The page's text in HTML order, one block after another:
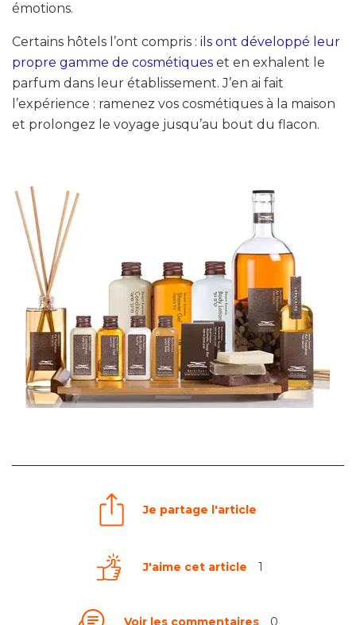
émotions.
Certains hôtels l’ont compris : ils ont développé leur
propre gamme de cosmétiques et en exhalent le
parfum dans leur établissement. J’en ai fait
l’expérience : ramenez vos cosmétiques à la maison
et prolongez le voyage jusqu’au bout du flacon.
Je partage l'article
J'aime cet article 1
Voir les commentaires